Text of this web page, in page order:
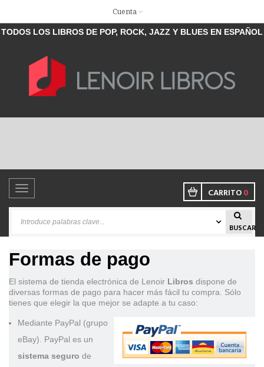
Cuenta
TODOS LOS LIBROS DE POP, ROCK, JAZZ Y BLUES EN ESPAÑOL
CARRITO0
Toggle
navigation
BUSCAR
Formas de pago
El sistema de tienda electrónica de Lenoir Libros dispone de
diversas formas de pago para hacer más fácil tu compra. Sólo
tienes que elegir la que mejor se adapte a tu caso:
Mediante PayPal (grupo
eBay) . PayPal es un
sistema seguro de